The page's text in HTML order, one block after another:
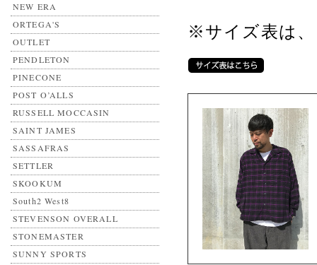
NEW ERA
ORTEGA'S
OUTLET
PENDLETON
PINECONE
POST O’ALLS
RUSSELL MOCCASIN
SAINT JAMES
SASSAFRAS
SETTLER
SKOOKUM
South2 West8
STEVENSON OVERALL
STONEMASTER
SUNNY SPORTS
※サイズ表は